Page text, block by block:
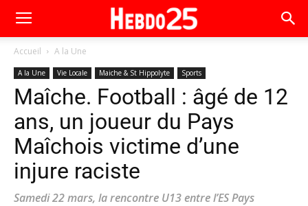
Accueil A la Une
A la Une Vie Locale Maiche & St Hippolyte Sports
Maîche. Football : âgé de 12
ans, un joueur du Pays
Maîchois victime d’une
injure raciste
Samedi 22 mars, la rencontre U13 entre l’ES Pays